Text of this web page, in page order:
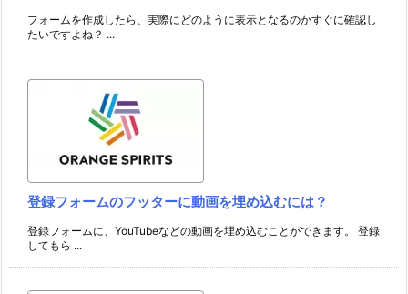
フォームを作成したら、実際にどのように表示となるのかすぐに確認し
たいですよね？ ...
登録フォームのフッターに動画を埋め込むには？
登録フォームに、YouTubeなどの動画を埋め込むことができます。 登録
してもら ...